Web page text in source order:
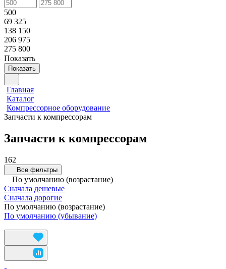
500
69 325
138 150
206 975
275 800
Показать
Показать
Главная
Каталог
Компрессорное оборудование
Запчасти к компрессорам
Запчасти к компрессорам
162
Все фильтры
По умолчанию (возрастание)
Сначала дешевые
Сначала дорогие
По умолчанию (возрастание)
По умолчанию (убывание)